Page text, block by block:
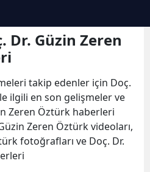
Ankara
Artvin
Aydın
Balıkesir
Dr. Güzin Zeren
takip edenler için Doç.
ilgili en son gelişmeler ve
Zeren Öztürk haberleri
Zeren Öztürk videoları,
fotoğrafları ve Doç. Dr.